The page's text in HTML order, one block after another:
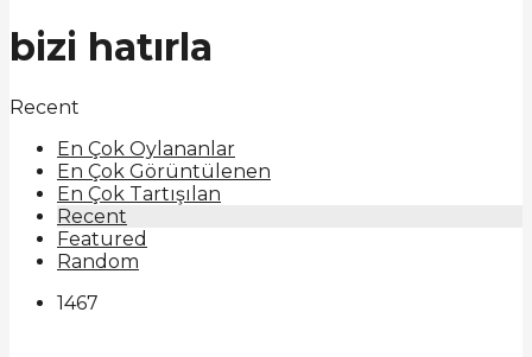
bizi hatırla
Recent
En Çok Oylananlar
En Çok Görüntülenen
En Çok Tartışılan
Recent
Featured
Random
1467